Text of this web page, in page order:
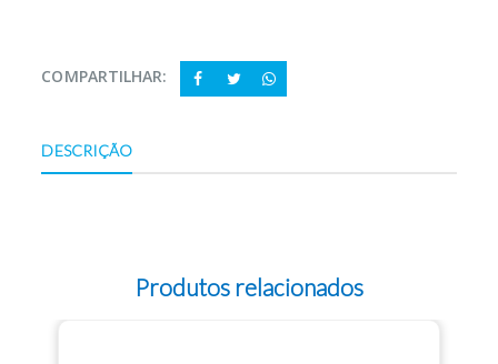
COMPARTILHAR:
DESCRIÇÃO
Produtos relacionados